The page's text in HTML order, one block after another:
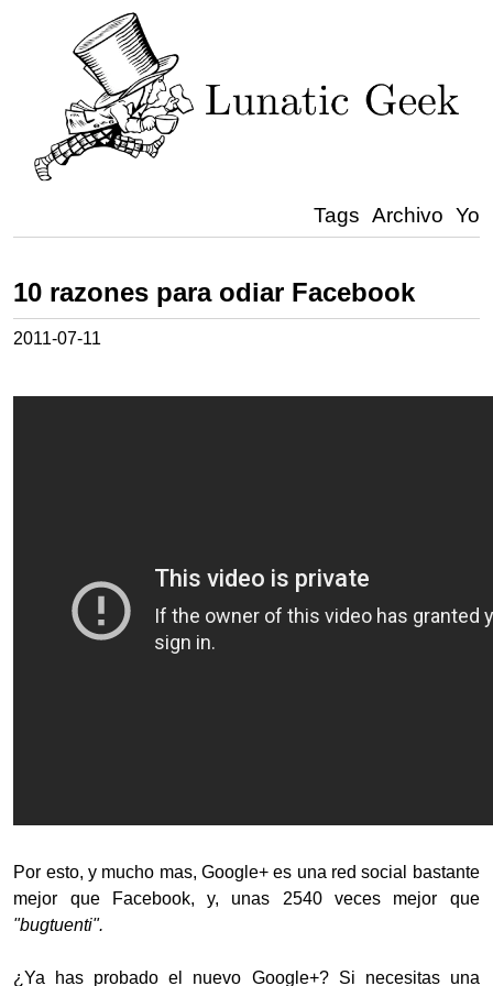
Tags Archivo Yo
10 razones para odiar Facebook
2011-07-11
Por esto, y mucho mas, Google+ es una red social bastante
mejor que Facebook, y, unas 2540 veces mejor que
"bugtuenti".
¿Ya has probado el nuevo Google+? Si necesitas una